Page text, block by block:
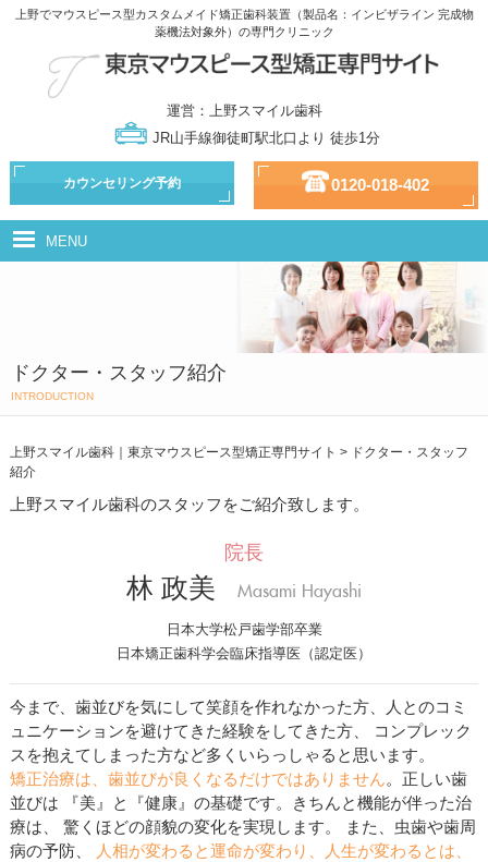
上野でマウスピース型カスタムメイド矯正歯科装置（製品名：インビザライン 完成物
薬機法対象外）の専門クリニック
運営：上野スマイル歯科
JR山手線御徒町駅北口より 徒歩1分
カウンセリング予約 0120-018-402
MENU
マウスピース型カスタムメイド矯正歯科装置（製品名：インビザライン
完成物薬機法対象外）とは
治療の流れ
ドクター・スタッフ紹介
INTRODUCTION
上野スマイル歯科｜東京マウスピース型矯正専門サイト > ドクター・スタッフ
紹介
上野スマイル歯科のスタッフをご紹介致します。
院長
林 政美 Masami Hayashi
日本大学松戸歯学部卒業
日本矯正歯科学会臨床指導医（認定医）
今まで、歯並びを気にして笑顔を作れなかった方、人とのコミ
ュニケーションを避けてきた経験をしてきた方、 コンプレック
スを抱えてしまった方など多くいらっしゃると思います。
矯正治療は、歯並びが良くなるだけではありません。正しい歯
並びは 『美』と『健康』の基礎です。きちんと機能が伴った治
療は、 驚くほどの顔貌の変化を実現します。 また、虫歯や歯周
病の予防、
人相が変わると運命が変わり、人生が変わるとは、